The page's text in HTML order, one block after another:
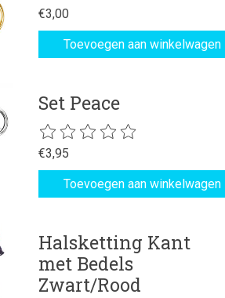
€3,00
Toevoegen aan winkelwagen
Set Peace
De beoordeling van dit product is
€3,95
Toevoegen aan winkelwagen
Halsketting Kant
met Bedels
Zwart/Rood